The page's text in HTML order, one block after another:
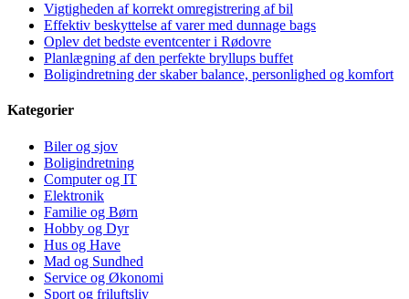
Vigtigheden af korrekt omregistrering af bil
Effektiv beskyttelse af varer med dunnage bags
Oplev det bedste eventcenter i Rødovre
Planlægning af den perfekte bryllups buffet
Boligindretning der skaber balance, personlighed og komfort
Kategorier
Biler og sjov
Boligindretning
Computer og IT
Elektronik
Familie og Børn
Hobby og Dyr
Hus og Have
Mad og Sundhed
Service og Økonomi
Sport og friluftsliv